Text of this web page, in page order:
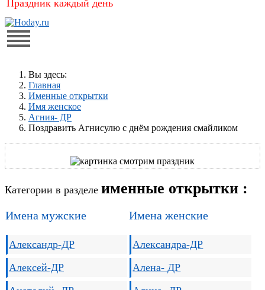
Праздник каждый день
Вы здесь:
Главная
Именные открытки
Имя женское
Агния- ДР
Поздравить Агнисулю с днём рождения смайликом
Категории в разделе именные открытки :
Имена мужские
Александр-ДР
Алексей-ДР
Имена женские
Александра-ДР
Алена- ДР